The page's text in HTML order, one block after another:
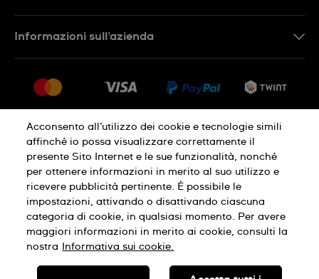
IT
Restituzione
Condizioni di vendita
Diritto di recesso
Informazioni sull'azienda
Carriera
Informativa sulla privacy Cookies
Condizioni di utilizzo Infomazioni legali
SWISS MADE
Acconsento all’utilizzo dei cookie e tecnologie simili
affinché io possa visualizzare correttamente il
presente Sito Internet e le sue funzionalità, nonché
per ottenere informazioni in merito al suo utilizzo e
ricevere pubblicità pertinente. È possibile le
impostazioni, attivando o disattivando ciascuna
categoria di cookie, in qualsiasi momento. Per avere
maggiori informazioni in merito ai cookie, consulti la
nostra
Informativa sui cookie.